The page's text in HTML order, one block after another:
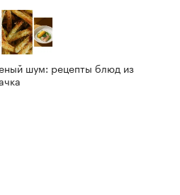
шум: рецепты блюд из